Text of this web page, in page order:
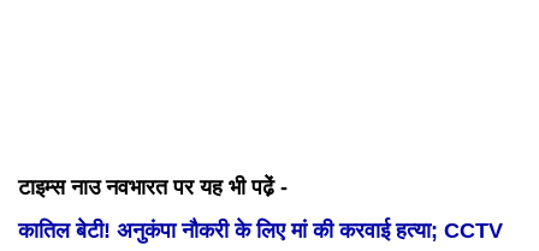
टाइम्स नाउ नवभारत पर यह भी पढे़ं -
कातिल बेटी! अनुकंपा नौकरी के लिए मां की करवाई हत्या; CCTV